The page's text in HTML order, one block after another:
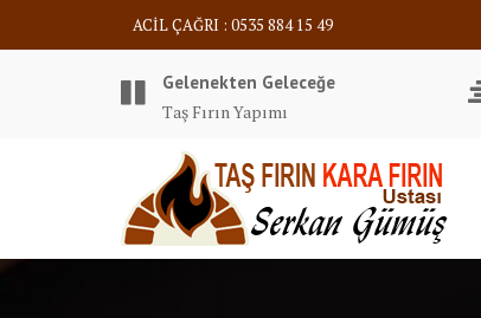
ACİL ÇAĞRI : 0535 884 15 49
Gelenekten Geleceğe
Taş Fırın Yapımı